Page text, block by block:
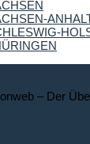
– Der